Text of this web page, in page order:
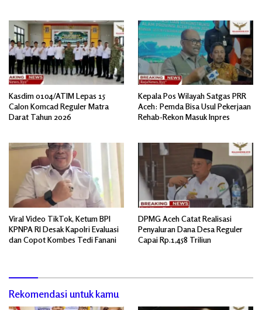
Kasdim 0104/ATIM Lepas 15
Calon Komcad Reguler Matra
Darat Tahun 2026
Kepala Pos Wilayah Satgas PRR
Aceh: Pemda Bisa Usul Pekerjaan
Rehab-Rekon Masuk Inpres
Viral Video TikTok, Ketum BPI
KPNPA RI Desak Kapolri Evaluasi
dan Copot Kombes Tedi Fanani
DPMG Aceh Catat Realisasi
Penyaluran Dana Desa Reguler
Capai Rp.1,458 Triliun
Rekomendasi untuk kamu